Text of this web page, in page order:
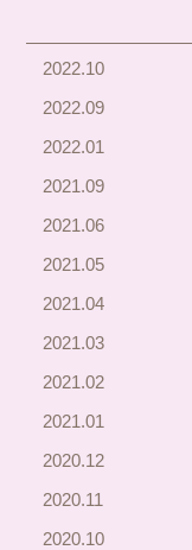
2022.10
2022.09
2022.01
2021.09
2021.06
2021.05
2021.04
2021.03
2021.02
2021.01
2020.12
2020.11
2020.10